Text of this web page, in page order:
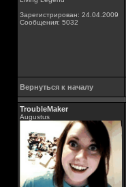
Зарегистрирован: 24.04.2009
Сообщения: 5032
Вернуться к началу
TroubleMaker
Augustus